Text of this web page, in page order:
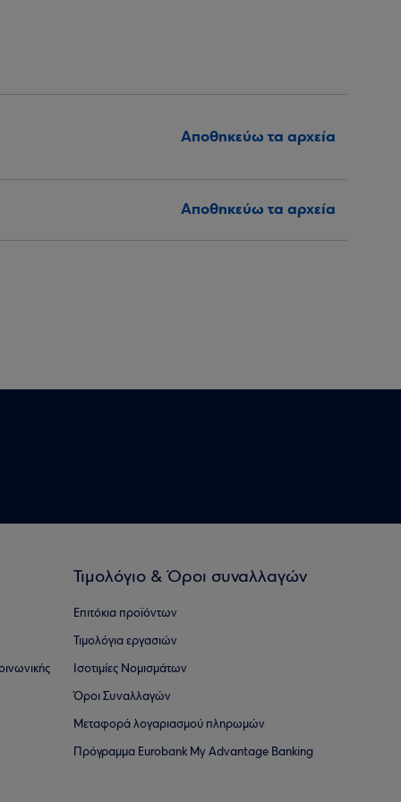
Αποθηκεύω τα αρχεία
Αποθηκεύω τα αρχεία
Τιμολόγιο & Όροι συναλλαγών
Επιτόκια προϊόντων
Τιμολόγια εργασιών
Ισοτιμίες Νομισμάτων
Όροι Συναλλαγών
Μεταφορά λογαριασμού πληρωμών
Πρόγραμμα Eurobank My Advantage Banking